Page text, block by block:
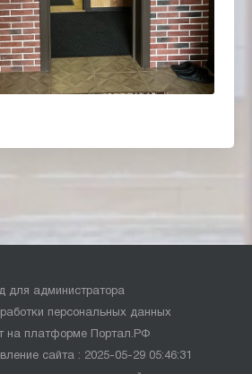
для администратора
персональных данных
на платформе
Портал.РФ
сайта : 2025-05-29 05:46:31